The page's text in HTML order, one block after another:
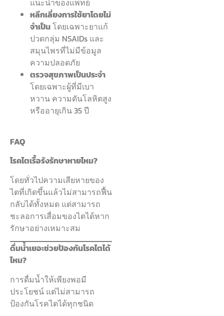
หลีกเลี่ยงการใช้ยาโดยไม่
จำเป็นโดยเฉพาะยาแก้
ปวดกลุ่ม NSAIDs และ
สมุนไพรที่ไม่มีข้อมูล
ความปลอดภัย
ตรวจสุขภาพเป็นประจำ
โดยเฉพาะผู้ที่มีเบา
หวาน ความดันโลหิตสูง
หรืออายุเกิน 35 ปี
FAQ
โรคไตเรื้อรังรักษาหายไหม?
โดยทั่วไปความเสียหายของ
ไตที่เกิดขึ้นแล้วไม่สามารถฟื้น
กลับได้ทั้งหมด แต่สามารถ
ชะลอการเสื่อมของไตได้หาก
รักษาอย่างเหมาะสม
ดื่มน้ำเยอะช่วยป้องกันโรคไตได้
ไหม?
การดื่มน้ำให้เพียงพอมี
ประโยชน์ แต่ไม่สามารถ
ป้องกันโรคไตได้ทุกชนิด